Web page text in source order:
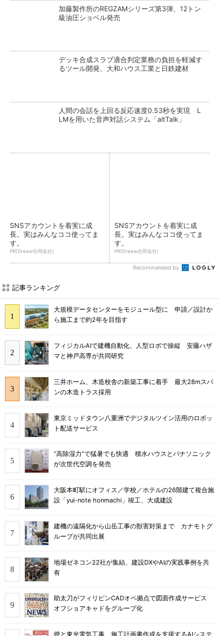
加藤製作所のREGZAMシリーズ第3弾、12トン
級油圧ショベル発売
デッキ合成スラブ適合判定業務の負担を軽減す
るツール開発、大和ハウス工業と日鉄建材
人間の会話を上回る反応速度0.53秒を実現 L
LMを用いた音声対話システム「altTalk」
SNSアカウントを着実に成
長。実はみんなココ使ってま
す。
PR(Dreaw合同会社)
SNSアカウントを着実に成
長。実はみんなココ使ってま
す。
PR(Dreaw合同会社)
Recommended by
記事ランキング
大規模データセンターをモジュール型に 申請／設計か
ら施工まで約2年を目指す
フィジカルAIで建機自動化、人型ロボで操縦 安藤ハザ
マと神戸高専が共同研究
三井ホーム、木造校舎の新築工事に着手 最大28mスパ
ンの木造トラス採用
東京ミッドタウン八重洲でデジタルツイン活用のロボッ
ト配送サービス
“高除湿力”で猛暑でも快適 積水ハウスとパナソニック
が次世代空調を発売
大阪本町駅にオフィス／学校／ホテルの26階建て複合施
設「yui-note honmachi」竣工、大成建設
建機の遠隔化から山岳工事の獣害対策まで カナモトグ
ループが共同出展
地場ゼネコン22社が集結、建設DXやAIの実践事例を共
有
助太刀がフィリピンCADオペ拠点で図面作成サービス
オフショアキャドをグループ化
燈と東光電気工事、施工計画書作成を支援するAIシステ